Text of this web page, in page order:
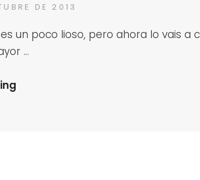
DE 2013
un poco lioso, pero ahora lo vais a
…